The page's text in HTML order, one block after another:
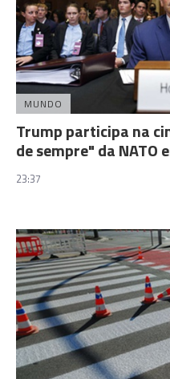
MUNDO
Trump participa na
de sempre" da NATO
23:37